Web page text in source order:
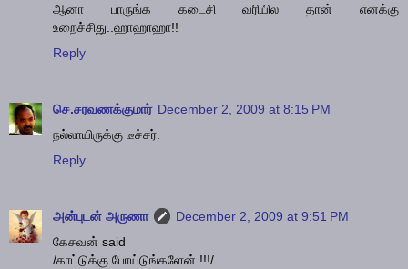
ஆனா பாருங்க கடைசி வரியில தான் எனக்கு
உறைச்சிது..ஹாஹாஹா!!
Reply
செ.சரவணக்குமார் December 2, 2009 at 8:15 PM
நல்லாயிருக்கு டீச்சர்.
Reply
அன்புடன் அருணா
December 2, 2009 at 9:51 PM
கேசவன் said
/காட்டுக்கு போய்டுங்களேன் !!!/